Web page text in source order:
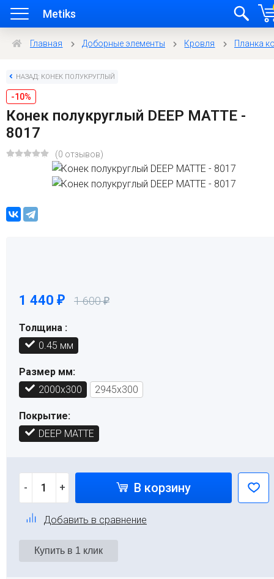
Metiks
Главная Доборные элементы Кровля Планка
НАЗАД: КОНЕК ПОЛУКРУГЛЫЙ
-10%
Конек полукруглый DEEP MATTE -
8017
(0 отзывов)
1 440 ₽ 1 600₽
Толщина :
0.45 мм
Размер мм:
2000х300
2945х300
Покрытие:
DEEP MATTE
- + В корзину
Добавить в сравнение